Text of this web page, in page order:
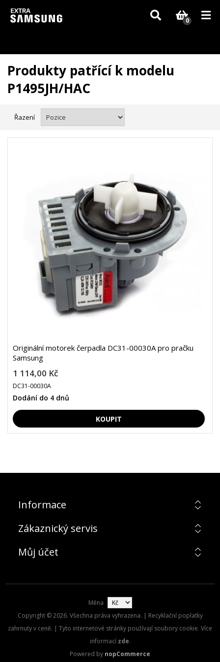
Vzhledem k aktuální situaci se může dodání dílů, které nejsou skladem,
zpozdit. Děkujeme za pochopení.
0
Produkty patřící k modelu
P1495JH/HAC
Řazení
Originální motorek čerpadla DC31-00030A pro pračku
Samsung
1 114,00 Kč
DC31-00030A
Dodání do 4 dnů
Informace
Zákaznický servis
Můj účet
Měna
Copyright © 2026. Všechna práva vyhrazena. | Recyklační poplatky
zahrnuty v ceně. | Tyto internetové stránky používají soubory cookie. Více
informací zde.
Powered by nopCommerce